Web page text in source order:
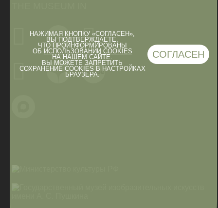
НАЖИМАЯ КНОПКУ «СОГЛАСЕН»,
ВЫ ПОДТВЕРЖДАЕТЕ,
ЧТО ПРОИНФОРМИРОВАНЫ
ОБ ИСПОЛЬЗОВАНИИ COOKIES
НА НАШЕМ САЙТЕ.
ВЫ МОЖЕТЕ ЗАПРЕТИТЬ
СОХРАНЕНИЕ COOKIES В НАСТРОЙКАХ
БРАУЗЕРА.
СОГЛАСЕН